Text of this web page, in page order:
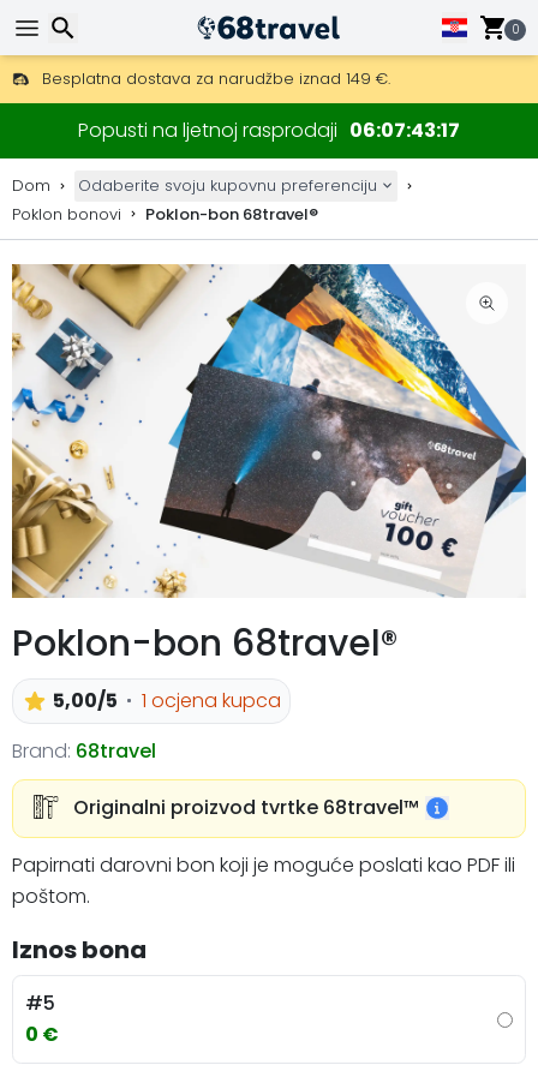
0
Besplatna dostava za narudžbe iznad 149 €.
Mogućnost slanja DHL Expressom (dostava unutar 24 sata)
30 dana za povrat, 90 dana za drvene karte i dekoracije.
Popusti na ljetnoj rasprodaji 06074316
Dom
Odaberite svoju kupovnu preferenciju
Poklon bonovi
Poklon-bon 68travel®
Poklon-bon 68travel®
5,00/5
1 ocjena kupca
Brand: 68travel
Originalni proizvod tvrtke 68travel™️
Papirnati darovni bon koji je moguće poslati kao PDF ili
poštom.
Iznos bona
#5
0 €
Traži
Traži